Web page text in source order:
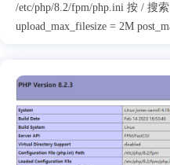
/etc/php/8.2/fpm/php.ini 按 / 搜
upload_max_filesize = 2M post_max_size = 8M
upload_max_filesize，而且所有
Nginx 设置 编辑nginx.conf vim
client_max_body_size 64m; client_max_body_size 10m; 该参数用于设
置上传文件的最大体积，以兆
（10M）。意思是如果你想要